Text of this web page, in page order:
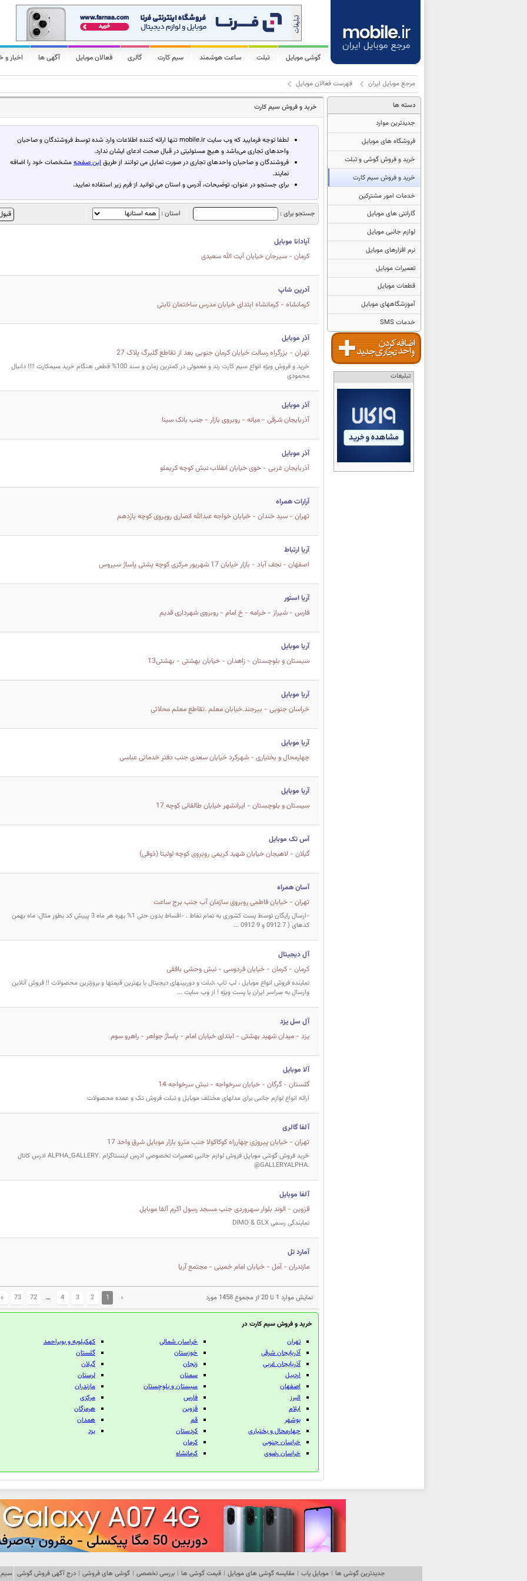
گوشی موبایل تبلت ساعت هوشمند سیم کارت گالری فعالان موبایل آگهی ها اخبار و
مرجع موبایل ایران فهرست فعالان موبایل
دسته ها
جدیدترین موارد
فروشگاه های موبایل
خرید و فروش گوشی و تبلت
خرید و فروش سیم کارت
خدمات امور مشترکین
گارانتی های موبایل
لوازم جانبی موبایل
نرم افزارهای موبایل
تعمیرات موبایل
قطعات موبایل
آموزشگاههای موبایل
خدمات SMS
تبلیغات
خرید و فروش سیم کارت
لطفا توجه فرمایید که وب سایت mobile.ir تنها ارائه کننده اطلاعات وارد شده توسط فروشندگان و صاحبان
واحدهای تجاری می‌باشد و هیچ مسئولیتی در قبال صحت ادعای ایشان ندارد.
فروشندگان و صاحبان واحدهای تجاری در صورت تمایل می توانند از طریقاین صفحهمشخصات خود را اضافه
نمایند.
برای جستجو در عنوان، توضیحات، آدرس و استان می توانید از فرم زیر استفاده نمایید.
جستجو برای : استان :
آپادانا موبایل
كرمان - سیرجان خیابان آیت الله سعیدی
آدرین شاپ
كرمانشاه - کرمانشاه ابتدای خیابان مدرس ساختمان ثابتی
آذر موبایل
تهران - بزرگراه رسالت خیابان کرمان جنوبی بعد از تقاطع گلبرگ پلاک 27
خرید و فروش ویژه انواع سیم کارت رند و معمولی در کمترین زمان و سند 100% قطعی هنگام خرید سیمکارت !!!! دانیال
محمودی
آذر موبایل
آذربايجان شرقی - میانه - روبروی بازار - جنب بانک سینا
آذر موبایل
آذربايجان غربی - خوی خیابان انقلاب نبش کوچه کریملو
آرارات همراه
تهران - سید خندان - خیابان خواجه عبدالله انصاری رویروی کوچه یازدهم
آریا ارتباط
اصفهان - نجف آباد - بازار خیابان 17 شهریور مرکزی کوچه پشتی پاساژ سیروس
آریا استور
فارس - شیراز - خرامه - خ امام - روبروی شهرداری قدیم
آریا موبایل
سيستان و بلوچستان - زاهدان - خیابان بهشتی - بهشتی13
آریا موبایل
خراسان جنوبی - بیرجند.خیابان معلم .تقاطع معلم محلاتی
آریا موبایل
چهارمحال و بختياری - شهرکرد خیابان سعدی جنب دفتر خدماتی عباسی
آریا موبایل
سيستان و بلوچستان - ایرانشهر خیابان طالقانی کوچه 17
آس تک موبایل
گيلان - لاهیجان خیابان شهید کریمی روبروی کوچه لولیتا (ذوقی)
آسان همراه
تهران - خیابان فاطمی روبروی سازمان آب جنب برج ساعت
-ارسال رایگان توسط پست کشوری به تمام نفاط . -اقساط بدون حتی 1% بهره هر ماه 3 پییش کد بطور مثال: ماه بهمن
کدهای ( 7 0912 و 9 0912 ...
آل دیجیتال
كرمان - کرمان - خیابان فردوسی - نبش وحشی بافقی
نماینده فروش انواع موبايل ، لپ تاپ ،تبلت و دوربینهای دیجیتال با بهترين قيمتها و بروزترين محصولات !! فروش آنلاين
وارسال به سراسر ايران با پست ويژه ! از وب سایت ...
آل سل یزد
يزد - میدان شهید بهشتی - ابتدای خیابان امام - پاساژ جواهر - راهرو سوم
آلا موبایل
گلستان - گرگان - خیابان سرخواجه - نبش سرخواجه 14
ارائه انواع لوازم جانبی برای مدلهای مختلف موبایل و تبلت فروش تک و عمده محصولات
آلفا گالری
تهران - خیابان پیروزی چهارراه کوکاکولا جنب مترو بازار موبایل شرق واحد 17
خرید فروش گوشی موبایل فروش لوازم جانبی تعمیرات تخصوصی ادرس اینستاگرام .ALPHA_GALLERY ادرس کانال
.GALLERYALPHA@
آلفا موبایل
قزوين - الوند بلوار سهروردی جنب مسجد رسول اکرم آلفا موبایل
نمایندگی رسمی DIMO & GLX
آمارد تل
مازندران - آمل - خیابان امام خمینی - مجتمع آریا
نمایش موارد 1 تا 20 از مجموع 1458 مورد «
1
2
3
4
…
72
73
»
خرید و فروش سیم کارت در
تهران
آذربايجان شرقی
آذربايجان غربی
اردبيل
اصفهان
البرز
ايلام
بوشهر
چهارمحال و بختياری
خراسان جنوبی
خراسان رضوی
خراسان شمالی
خوزستان
زنجان
سمنان
سيستان و بلوچستان
فارس
قزوين
قم
كردستان
كرمان
كرمانشاه
كهكيلويه و بويراحمد
گلستان
گيلان
لرستان
مازندران
مركزی
هرمزگان
همدان
يزد
جدیدترین گوشی ها | موبایل یاب | مقایسه گوشی های موبایل | قیمت گوشی ها | بررسی تخصصی | گوشی های فروشی | درج آگهی فروش گوشی